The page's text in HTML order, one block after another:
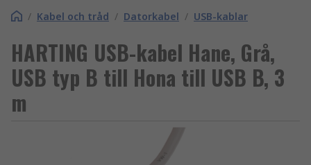
/ Kabel och tråd / Datorkabel / USB-kablar
HARTING USB-kabel Hane, Grå,
USB typ B till Hona till USB B, 3
m